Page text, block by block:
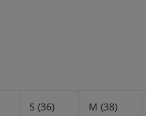
S (36) M (38)